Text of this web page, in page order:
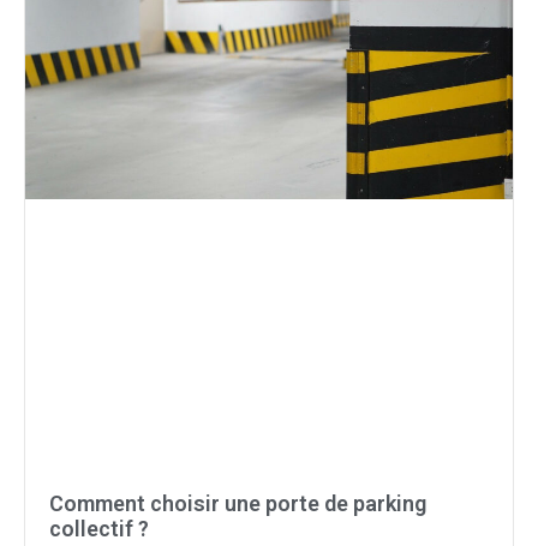
Comment choisir une porte de parking
collectif ?